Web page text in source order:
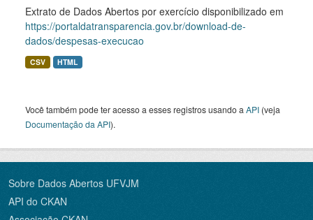
Extrato de Dados Abertos por exercício disponibilizado em
https://portaldatransparencia.gov.br/download-de-
dados/despesas-execucao
CSV HTML
Você também pode ter acesso a esses registros usando a API (veja
Documentação da API).
Sobre Dados Abertos UFVJM
API do CKAN